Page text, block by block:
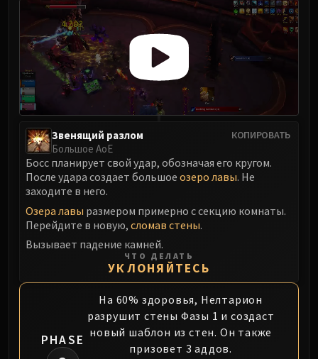
RESOURCES
Addons
Weakauras
Streamers By Class
Mythic+ Streamers
Raid Streamers
Recommended Websites
КОПИРОВАТЬ
Звенящий разлом
Большое АоЕ
Босс планирует свой удар, обозначая его кругом.
После удара создает большое озеро лавы. Не
заходите в него.
Озера лавы размером примерно с секцию комнаты.
Перейдите в новую, сломав стены.
Вызывает падение камней.
ЧТО ДЕЛАТЬ
УКЛОНЯЙТЕСЬ
PHASE
На 60% здоровья, Нелтарион
разрушит стены Фазы 1 и создаст
новый шаблон из стен. Он также
призовет 3 аддов.